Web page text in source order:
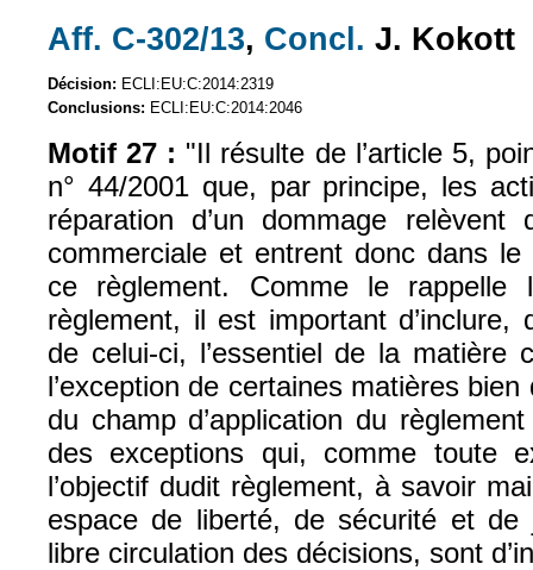
Aff. C-302/13 (le lien est externe)
, Concl. (le lien est
J. Kokott
Décision: ECLI:EU:C:2014:2319
Conclusions: ECLI:EU:C:2014:2046
Motif 27 : "Il résulte de l’article 5,
n° 44/2001 que, par principe, les
réparation d’un dommage
commerciale et entrent donc dans le
ce règlement. Comme le rappelle
règlement, il est important d’inclure,
de celui-ci, l’essentiel de la matière
l’exception de certaines matières
du champ d’application du
des exceptions qui, comme toute
l’objectif dudit règlement, à savoir
espace de liberté, de sécurité et de
libre circulation des décisions, sont